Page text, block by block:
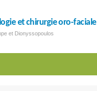
et chirurgie oro-faciale
et Dionyssopoulos